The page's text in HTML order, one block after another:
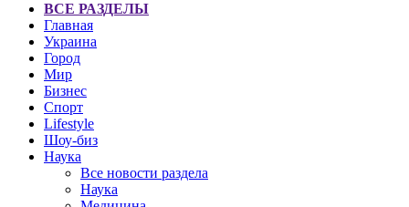
ВСЕ РАЗДЕЛЫ
Главная
Украина
Город
Мир
Бизнес
Спорт
Lifestyle
Шоу-биз
Наука
Все новости раздела
Наука